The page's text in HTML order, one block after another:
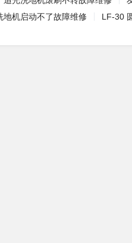
地机启动不了故障维修 LF-30